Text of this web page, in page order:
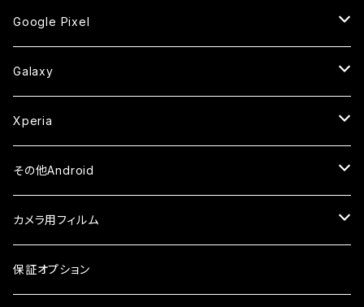
セラミックフィルム
セラミックフィルム
ガラスフィルム
セラミックフィルム
iPhoneXSMax
ガラスフィルム
セラミックフィルム
ケース
ガラスフィルム
ケース
ガラスフィルム
セラミックフィルム
iPhone7
ガラスフィルム
セラミックフィルム
iPhone6s
ガラスフィルム
ケース・カバー
iPhone6
ガラスフィルム
ケース・カバー
iPhone6Plus
ガラスフィルム
ケース
iPhone6sPlus
ガラスフィルム
ケース
iPhone7Plus
ガラスフィルム
ケース
iPhone8Plus
ガラスフィルム
ケース
Google Pixel
ガラスフィルム
セラミックフィルム
ケース
Galaxy
ガラスフィルム
セラミックフィルム
ケース
Xperia
ガラスフィルム
その他Android
AQUOS
ガラスフィルム
arrows
カメラ用フィルム
iPhone
保証オプション